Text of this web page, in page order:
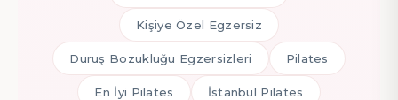
Kişiye Özel Egzersiz
Duruş Bozukluğu Egzersizleri Pilates
En İyi Pilates İstanbul Pilates